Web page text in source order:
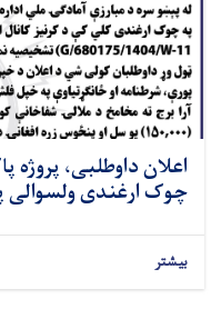
اعلان داوطلبی، پروژه
چوک ارغندی ولسوالی
بیشتر